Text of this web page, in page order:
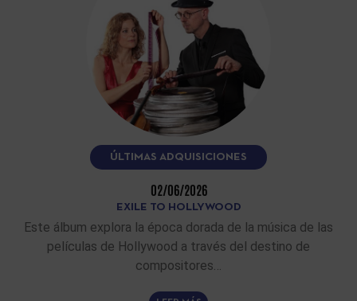
ÚLTIMAS ADQUISICIONES
02/06/2026
EXILE TO HOLLYWOOD
Este álbum explora la época dorada de la música de las
películas de Hollywood a través del destino de
compositores…